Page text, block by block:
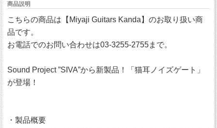
商品説明
こちらの商品は【Miyaji Guitars Kanda】のお取り扱い商
品です。
お電話でのお問い合わせは03-3255-2755まで。
Sound Project ”SIVA”から新製品！「猫耳ノイズゲート」
が登場！
・製品概要